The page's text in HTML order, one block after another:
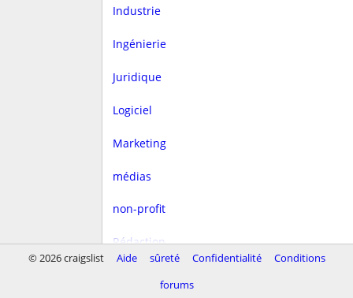
Industrie
Ingénierie
Juridique
Logiciel
Marketing
médias
non-profit
Rédaction
© 2026 craigslist Aide sûreté Confidentialité
Conditions
forums